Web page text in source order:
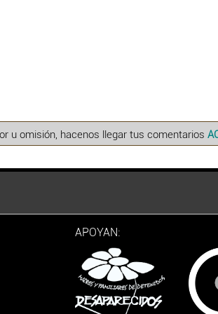
u omisión, hacenos llegar tus comentarios
APOYAN: